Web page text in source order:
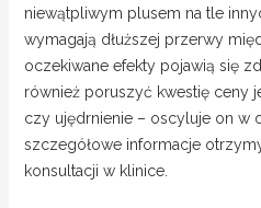
niewątpliwym plusem na tle
wymagają dłuższej przerwy
oczekiwane efekty pojawią się
również poruszyć kwestię ceny
czy ujędrnienie – oscyluje on w
szczegółowe informacje
konsultacji w klinice.